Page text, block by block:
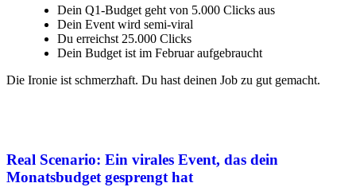
Dein Q1-Budget geht von 5.000 Clicks aus
Dein Event wird semi-viral
Du erreichst 25.000 Clicks
Dein Budget ist im Februar aufgebraucht
Die Ironie ist schmerzhaft. Du hast deinen Job zu gut gemacht.
Real Scenario: Ein virales Event, das dein
Monatsbudget gesprengt hat